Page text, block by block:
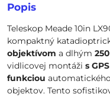
Popis
Teleskop Meade 10in
kompaktný
objektívom a dlhým
vidlicovej montáži s
funkciou
objektov. Tento